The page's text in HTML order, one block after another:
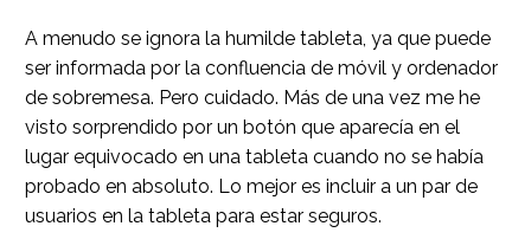
A menudo se ignora la humilde tableta, ya que puede
ser informada por la confluencia de móvil y ordenador
de sobremesa. Pero cuidado. Más de una vez me he
visto sorprendido por un botón que aparecía en el
lugar equivocado en una tableta cuando no se había
probado en absoluto. Lo mejor es incluir a un par de
usuarios en la tableta para estar seguros.